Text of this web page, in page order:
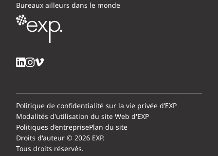
Bureaux ailleurs dans le monde
Droits d'auteur © 2026 EXP.
Tous droits réservés.
Politique de confidentialité sur la vie privée d’EXP
Modalités d'utilisation du site Web d'EXP
Politiques d’entreprisePlan du site